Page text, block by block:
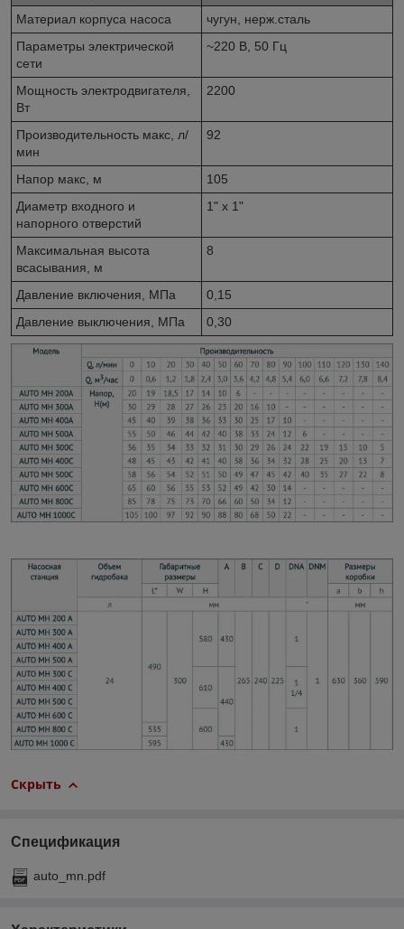
Материал корпуса насоса
чугун, нерж.сталь
Параметры электрической
сети
~220 В, 50 Гц
Мощность электродвигателя,
Вт
2200
Производительность макс, л/
мин
92
Напор макс, м
105
Диаметр входного и
напорного отверстий
1" х 1"
Максимальная высота
всасывания, м
8
Давление включения, МПа
0,15
Давление выключения, МПа
0,30
Скрыть
Спецификация
auto_mn.pdf